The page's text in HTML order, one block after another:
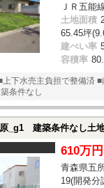
ＪＲ五能
土地面積
65.45坪
建ぺい率
容積率
下水売主負担で整備済
条件なし
610万円
青森県五
19(開発分